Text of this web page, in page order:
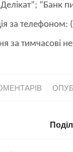
“Банк
за
тимчасові
/